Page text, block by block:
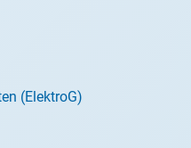
(ElektroG)